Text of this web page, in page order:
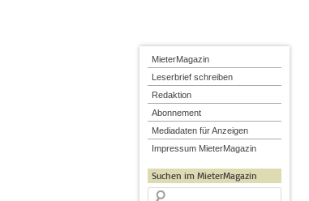
MieterMagazin
Leserbrief schreiben
Redaktion
Abonnement
Mediadaten für Anzeigen
Impressum MieterMagazin
Suchen im MieterMagazin